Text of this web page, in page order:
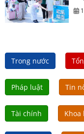
Trong nước
Pháp luật Tin
Tài chính Khoa